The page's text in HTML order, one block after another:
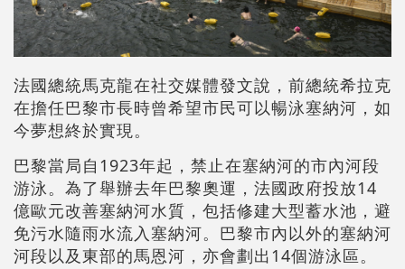
法國總統馬克龍在社交媒體發文說，前總統希拉克
在擔任巴黎市長時曾希望市民可以暢泳塞納河，如
今夢想終於實現。
巴黎當局自1923年起，禁止在塞納河的市內河段
游泳。為了舉辦去年巴黎奧運，法國政府投放14
億歐元改善塞納河水質，包括修建大型蓄水池，避
免污水隨雨水流入塞納河。巴黎市內以外的塞納河
河段以及東部的馬恩河，亦會劃出14個游泳區。